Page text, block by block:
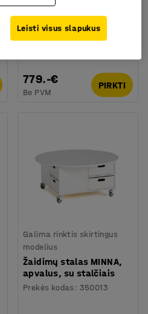
Žaidimo stalas MELINA,
6 skyreliai,
1000x900x330mm,
baltas
779.-€
Be PVM
PIRKTI
Galima rinktis skirtingus
modelius
Žaidimų stalas MINNA,
apvalus, su stalčiais
Prekės kodas : 350013
Leisti visus slapukus